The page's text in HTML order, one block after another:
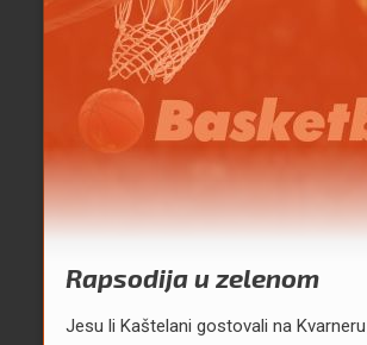
Rapsodija u zelenom
Jesu li Kaštelani gostovali na